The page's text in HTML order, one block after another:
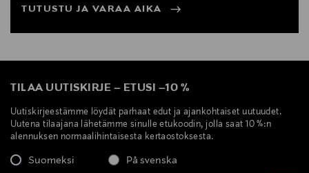
TUTUSTU JA VARAA AIKA
TILAA UUTISKIRJE – ETUSI –10 %
Uutiskirjeestämme löydät parhaat edut ja ajankohtaiset uutuudet.
Uutena tilaajana lähetämme sinulle etukoodin, jolla saat 10 %:n
alennuksen normaalihintaisesta kertaostoksesta.
Suomeksi På svenska